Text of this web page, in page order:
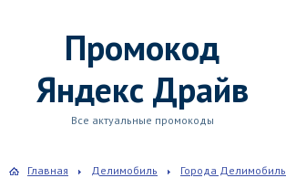
Промокод
Яндекс Драйв
Все актуальные промокоды
Главная Делимобиль Города Делимобиль